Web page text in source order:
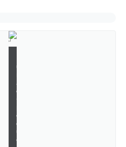
u
ã
o
-
e
q
u
e